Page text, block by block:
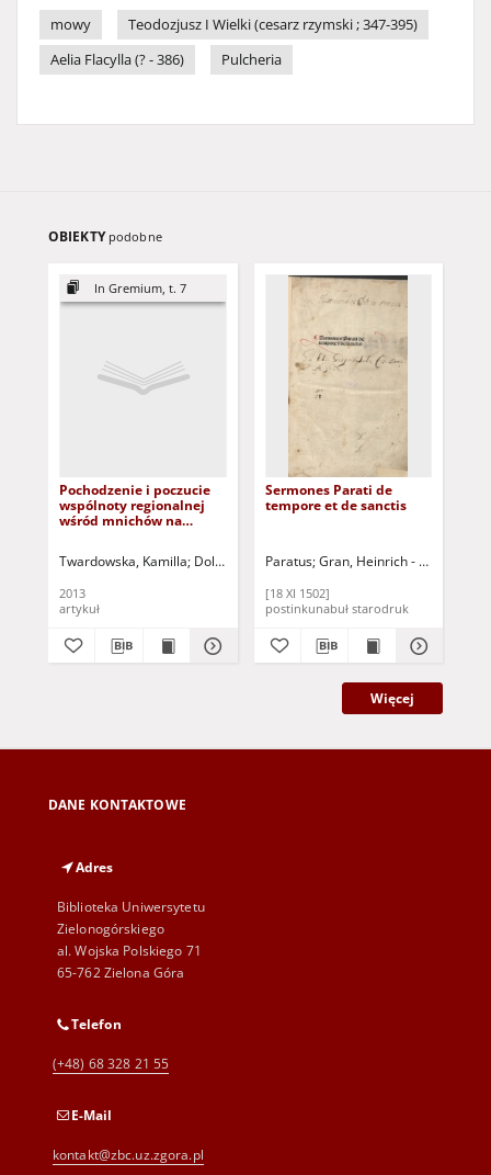
mowy
Teodozjusz I Wielki (cesarz rzymski ; 347-395)
Aelia Flacylla (? - 386)
Pulcheria
OBIEKTY podobne
In Gremium, t. 7
Pochodzenie i poczucie
wspólnoty regionalnej
wśród mnichów na
,,Żywotów mnichów
Scytopolis =
Twardowska, Kamilla Dolański, Dariusz (1966 - ) - red.
2013
artykuł
Sermones Parati de
tempore et de sanctis
Paratus Gran, Heinrich - [wyd.]
[18 XI 1502]
postinkunabuł starodruk
Więcej
DANE KONTAKTOWE
Adres
Biblioteka Uniwersytetu
Zielonogórskiego
al. Wojska Polskiego 71
65-762 Zielona Góra
Telefon
(+48) 68 328 21 55
E-Mail
kontakt@zbc.uz.zgora.pl